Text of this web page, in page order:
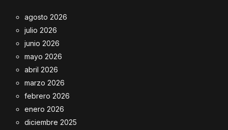
agosto 2026
julio 2026
junio 2026
mayo 2026
abril 2026
marzo 2026
febrero 2026
enero 2026
diciembre 2025